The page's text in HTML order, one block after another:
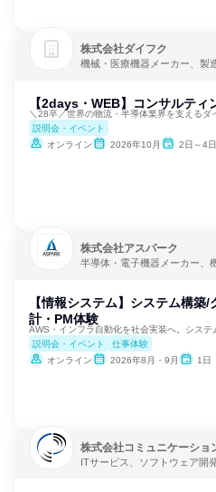
株式会社ダイフク
機械・医療機器メーカー、製
【2days・WEB】コンサルティ
＼28卒／世界の物流・半導体業界を支えるダ
説明会・イベント
オンライン
2026年10月 2日～4日
株式会社アスパーク
半導体・電子機器メーカー、
【情報システム】システム構築/
計・PM体験
AWS・インフラ自動化を社会実装へ。システ
説明会・イベント
仕事体験
オンライン
2026年8月・9月 1日
株式会社コミュニケーショ
ITサービス、ソフトウェア開